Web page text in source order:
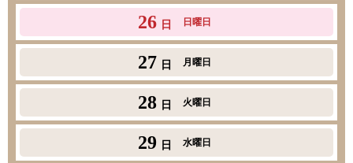
26 日 日曜日
27 日 月曜日
28 日 火曜日
29 日 水曜日